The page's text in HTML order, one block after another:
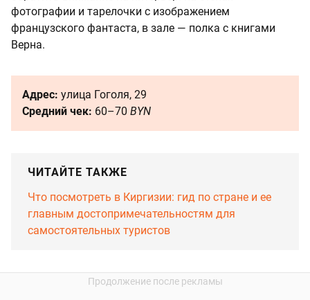
фотографии и тарелочки с изображением
французского фантаста, в зале — полка с книгами
Верна.
Адрес: улица Гоголя, 29
Средний чек: 60–70 BYN
ЧИТАЙТЕ ТАКЖЕ
Что посмотреть в Киргизии: гид по стране и ее
главным достопримечательностям для
самостоятельных туристов